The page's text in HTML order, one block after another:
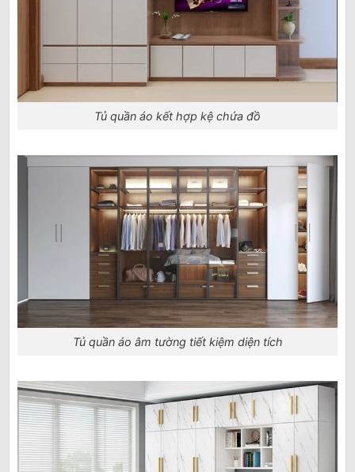
Tủ quần áo kết hợp kệ chứa đồ
Tủ quần áo âm tường tiết kiệm diện tích